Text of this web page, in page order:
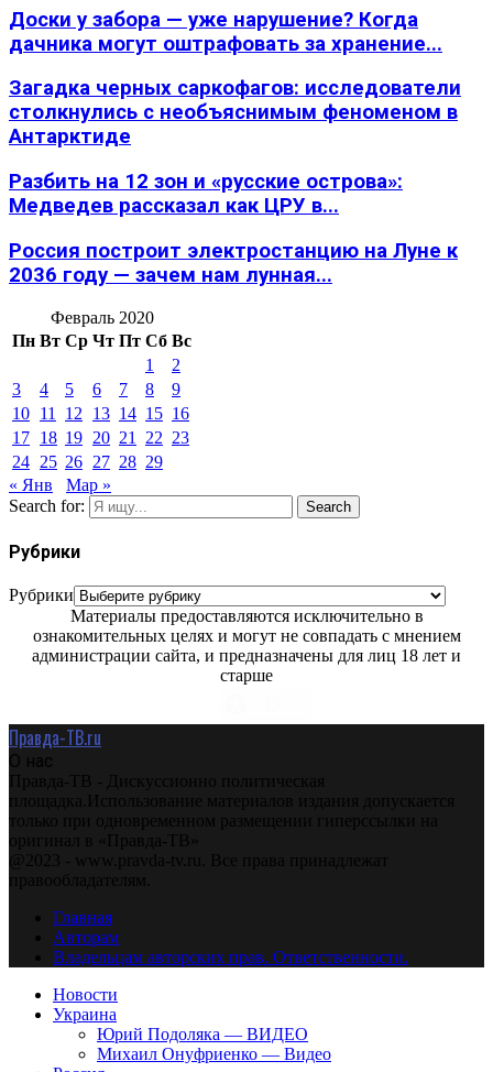
Доски у забора — уже нарушение? Когда
дачника могут оштрафовать за хранение...
Загадка черных саркофагов: исследователи
столкнулись с необъяснимым феноменом в
Антарктиде
Разбить на 12 зон и «русские острова»:
Медведев рассказал как ЦРУ в...
Россия построит электростанцию на Луне к
2036 году — зачем нам лунная...
Февраль 2020
Пн Вт Ср Чт Пт Сб Вс
1
2
3
4 5 6 7 8
9
10 11 12 13 14 15 16
17 18 19 20 21 22 23
24 25 26 27 28 29
« Янв
Мар »
Search for:
Search
Рубрики
Рубрики
Материалы предоставляются исключительно в
ознакомительных целях и могут не совпадать с мнением
администрации сайта, и предназначены для лиц 18 лет и
старше
Правда-ТВ.ru
О нас
Правда-ТВ - Дискуссионно политическая
площадка.Использование материалов издания допускается
только при одновременном размещении гиперссылки на
оригинал в «Правда-ТВ»
@2023 - www.pravda-tv.ru. Все права принадлежат
правообладателям.
Главная
Авторам
Владельцам авторских прав. Ответственности.
Новости
Украина
Юрий Подоляка — ВИДЕО
Михаил Онуфриенко — Видео